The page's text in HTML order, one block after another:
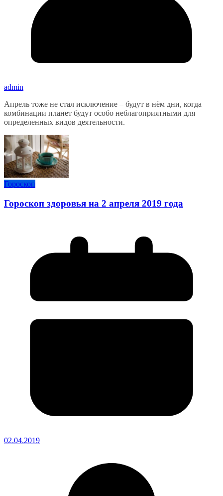
admin
Апрель тоже не стал исключение – будут в нём дни, когда
комбинации планет будут особо неблагоприятными для
определенных видов деятельности.
Гороскоп
Гороскоп здоровья на 2 апреля 2019 года
02.04.2019